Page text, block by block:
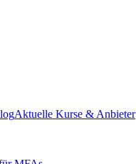
Aktuelle Kurse & Anbieter